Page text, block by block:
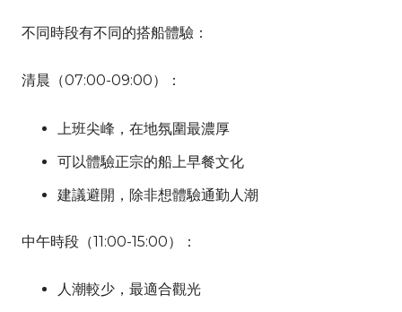
不同時段有不同的搭船體驗：
清晨（07:00-09:00）：
上班尖峰，在地氛圍最濃厚
可以體驗正宗的船上早餐文化
建議避開，除非想體驗通勤人潮
中午時段（11:00-15:00）：
人潮較少，最適合觀光